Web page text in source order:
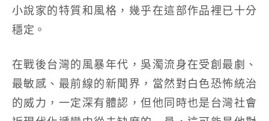
小說家的特質和風格，幾乎在這部作品裡已十分
穩定。
在戰後台灣的風暴年代，吳濁流身在受創最劇、
最敏感、最前線的新聞界，當然對白色恐怖統治
的威力，一定深有體認，但他同時也是台灣社會